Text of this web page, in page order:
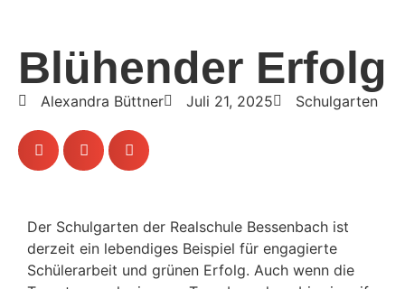
Blühender Erfolg
Alexandra Büttner Juli 21, 2025 Schulgarten
Der Schul­garten der Real­schule Bessen­bach ist
derzeit ein leben­diges Beispiel für enga­gierte
Schü­ler­ar­beit und grünen Erfolg. Auch wenn die